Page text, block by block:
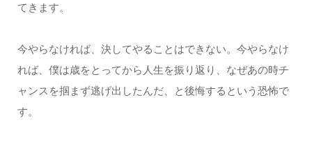
てきます。
今やらなければ、決してやることはできない。今やらなけ
れば、僕は歳をとってから人生を振り返り、なぜあの時チ
ャンスを掴まず逃げ出したんだ、と後悔するという恐怖で
す。